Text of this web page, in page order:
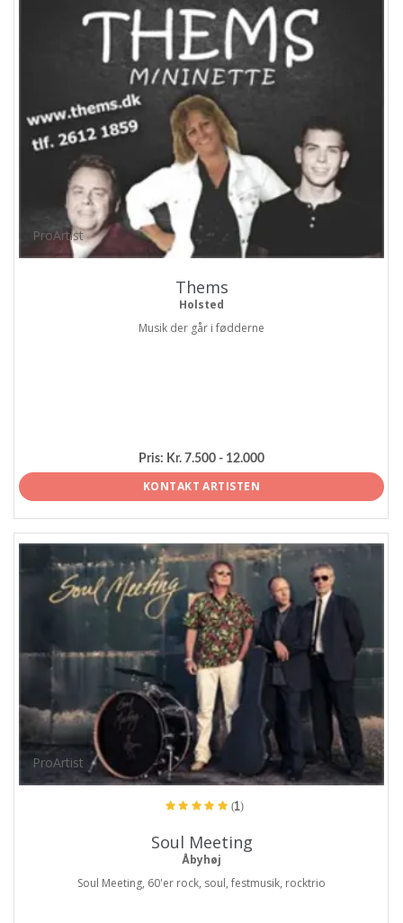
ProArtist
Thems
Holsted
Musik der går i fødderne
Pris: Kr. 7.500 - 12.000
KONTAKT ARTISTEN
ProArtist
(1)
Soul Meeting
Åbyhøj
Soul Meeting, 60'er rock, soul, festmusik, rocktrio